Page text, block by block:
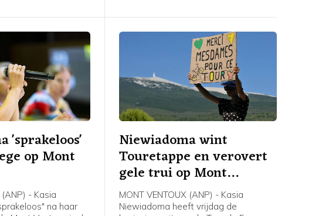
'sprakeloos'
op Mont
(ANP) - Kasia
na haar
Niewiadoma wint
Touretappe en verovert
gele trui op Mont
Ventoux
MONT VENTOUX (ANP) - Kasia
Niewiadoma heeft vrijdag de